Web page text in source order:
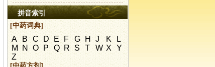
拼音索引
[中药词典]
A B C D E F G H J K
L
M N O P Q R S T W X
Y
Z